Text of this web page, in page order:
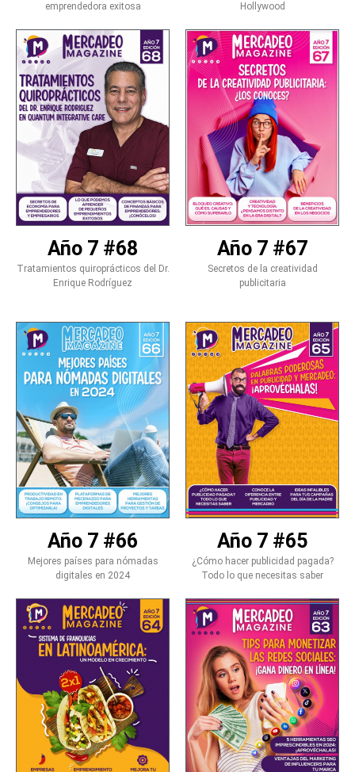
emprendedora exitosa
Hollywood
Año 7 #68
Tratamientos quiroprácticos del Dr.
Enrique Rodríguez
Año 7 #67
Secretos de la creatividad
publicitaria
Año 7 #66
Mejores países para nómadas
digitales en 2024
Año 7 #65
¿Cómo hacer publicidad pagada?
Todo lo que necesitas saber